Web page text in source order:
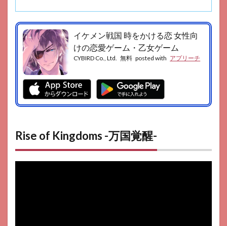
イケメン戦国 時をかける恋 女性向
けの恋愛ゲーム・乙女ゲーム
CYBIRD Co., Ltd. 無料 posted with アプリーチ
Rise of Kingdoms -万国覚醒-